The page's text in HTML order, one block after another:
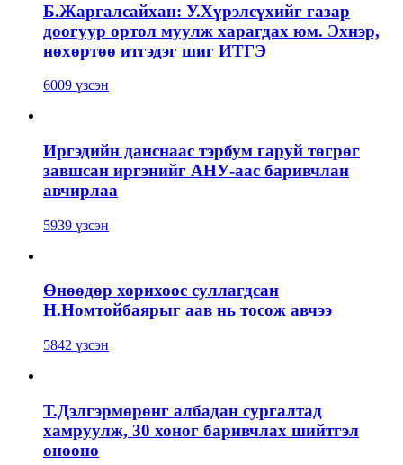
Б.Жаргалсайхан: У.Хүрэлсүхийг газар
доогуур ортол муулж харагдах юм. Эхнэр,
нөхөртөө итгэдэг шиг ИТГЭ
6009 үзсэн
Иргэдийн данснаас тэрбум гаруй төгрөг
завшсан иргэнийг АНУ-аас баривчлан
авчирлаа
5939 үзсэн
Өнөөдөр хорихоос суллагдсан
Н.Номтойбаярыг аав нь тосож авчээ
5842 үзсэн
Т.Дэлгэрмөрөнг албадан сургалтад
хамруулж, 30 хоног баривчлах шийтгэл
онооно